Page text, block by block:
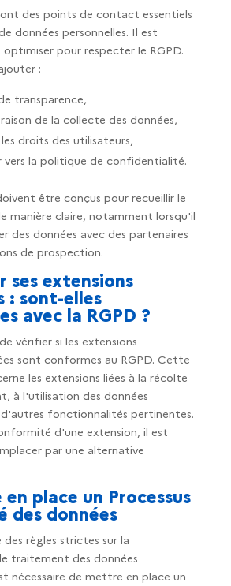
des points de contact essentiels
données personnelles. Il est
pour respecter le RGPD.
:
transparence,
de la collecte des données,
droits des utilisateurs,
vers la politique de confidentialité.
être conçus pour recueillir le
manière claire, notamment lorsqu'il
des données avec des partenaires
de prospection.
ses extensions
: sont-elles
avec la RGPD ?
vérifier si les extensions
sont conformes au RGPD. Cette
les extensions liées à la récolte
à l'utilisation des données
fonctionnalités pertinentes.
d'une extension, il est
par une alternative
place un Processus
des données
des règles strictes sur la
traitement des données
nécessaire de mettre en place un